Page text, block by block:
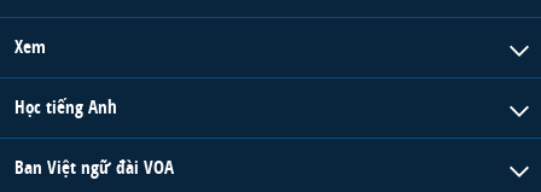
Xem
Học tiếng Anh
Ban Việt ngữ đài VOA